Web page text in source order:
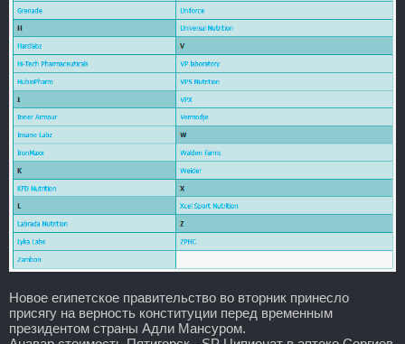
Новое египетское правительство во вторник принесло
присягу на верность конституции перед временным
президентом страны Адли Мансуром.